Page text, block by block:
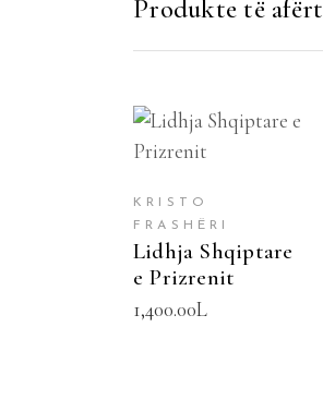
Produkte të afërt
SHTOJE NË
KRISTO
FRASHËRI
Lidhja Shqiptare
e Prizrenit
1,400.00L